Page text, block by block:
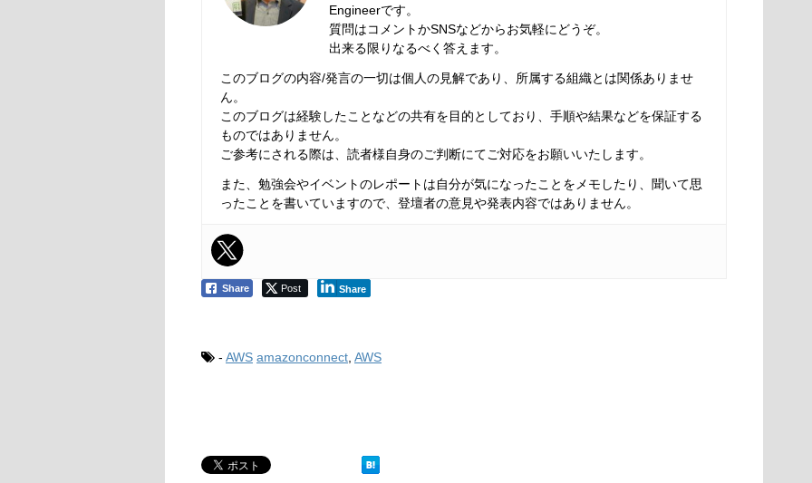
Engineerです。
質問はコメントかSNSなどからお気軽にどうぞ。
出来る限りなるべく答えます。
このブログの内容/発言の一切は個人の見解であり、所属する組織とは関係ありませ
ん。
このブログは経験したことなどの共有を目的としており、手順や結果などを保証する
ものではありません。
ご参考にされる際は、読者様自身のご判断にてご対応をお願いいたします。
また、勉強会やイベントのレポートは自分が気になったことをメモしたり、聞いて思
ったことを書いていますので、登壇者の意見や発表内容ではありません。
Share Post Share
- AWS amazonconnect AWS